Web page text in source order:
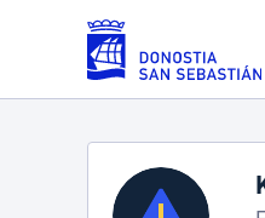
Eduki nagusira joan
ZerbitzuakAste